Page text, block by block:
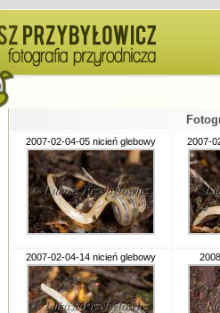
2007-02-04-05 nicień glebowy 2007-
2007-02-04-14 nicień glebowy